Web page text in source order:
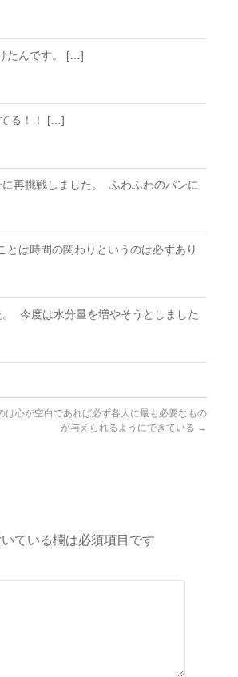
たんです。 […]
る！！ […]
再挑戦しました。 ふわふわのパンに
は時間の関わりというのは必ずあり
今度は水分量を増やそうとしました
は心が空白であれば必ず各人に最も必要なもの
が与えられるようにできている →
ている欄は必須項目です